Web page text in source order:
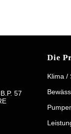
57
Die
Klima /